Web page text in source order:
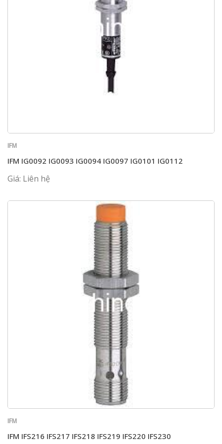
IFM
IFM IG0092 IG0093 IG0094 IG0097 IG0101 IG0112
Giá: Liên hệ
IFM
IFM IFS216 IFS217 IFS218 IFS219 IFS220 IFS230